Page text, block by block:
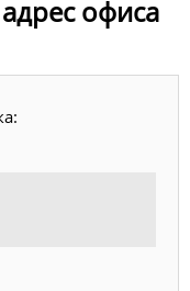
офиса